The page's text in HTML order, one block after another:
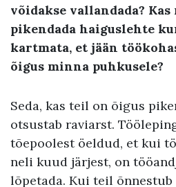
võidakse vallandada?
pikendada haiguslehte
kartmata, et jään
õigus minna puhkusele?
Seda, kas teil on õigus
otsustab raviarst.
tõepoolest öeldud, et kui
neli kuud järjest, on
lõpetada. Kui teil